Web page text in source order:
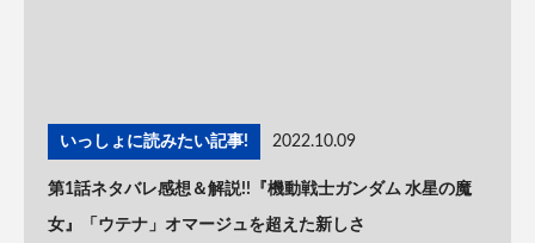
いっしょに読みたい記事! 2022.10.09
第1話ネタバレ感想＆解説!!『機動戦士ガンダム 水星の魔
女』「ウテナ」オマージュを超えた新しさ